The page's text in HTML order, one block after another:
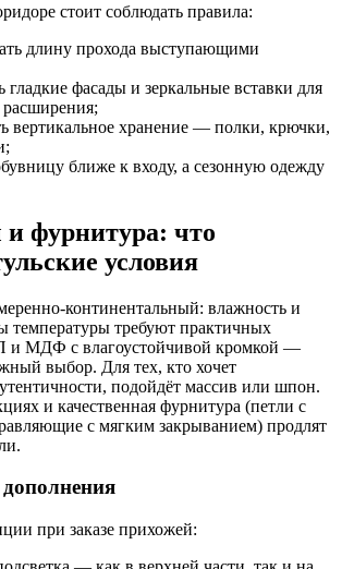
стоит соблюдать правила:
длину прохода выступающими
гладкие фасады и зеркальные вставки для
расширения;
вертикальное хранение — полки, крючки,
ближе к входу, а сезонную одежду
фурнитура: что
условия
континентальный: влажность и
температуры требуют практичных
и МДФ с влагоустойчивой кромкой —
выбор. Для тех, кто хочет
подойдёт массив или шпон.
и качественная фурнитура (петли с
с мягким закрыванием) продлят
при заказе прихожей: